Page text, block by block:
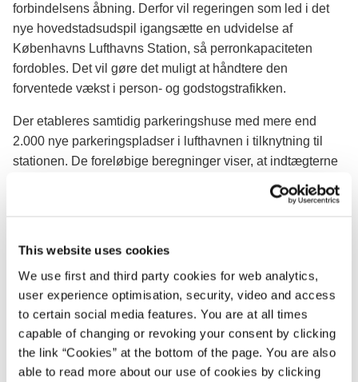
This website uses cookies
We use first and third party cookies for web analytics,
user experience optimisation, security, video and access
to certain social media features. You are at all times
capable of changing or revoking your consent by clicking
the link “Cookies” at the bottom of the page. You are also
able to read more about our use of cookies by clicking
forbindelsens åbning. Derfor vil regeringen som led i det
nye hovedstadsudspil igangsætte en udvidelse af
Københavns Lufthavns Station, så perronkapaciteten
fordobles. Det vil gøre det muligt at håndtere den
forventede vækst i person- og godstogstrafikken.
Der etableres samtidig parkeringshuse med mere end
2.000 nye parkeringspladser i lufthavnen i tilknytning til
stationen. De foreløbige beregninger viser, at indtægterne
fra udlicitering af driften af parkeringshusene vil kunne
en ambition om at være den førende internationale
lufthavn i Norden med over 40 millioner passagerer årligt.
Det er afgørende for væksten, at den omkringliggende
infrastruktur understøtter lufthavnen", siger transport-,
bygnings- og boligminister Ole Birk Olesen og fortsætter:
"Jeg er derfor glad for, at vi uden at skulle åbne